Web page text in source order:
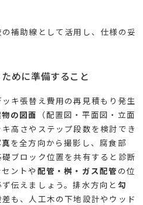
補助線として活用し、仕様の妥
めに準備すること
キ張替え費用の再見積もり発生
の図面 （配置図・平面図・立面
高さやステップ段数を検討でき
を全方向から撮影し、腐食部
ブロック位置を共有すると診断
ントや 配管・桝・ガス配管の位
伝えましょう。排水方向と 勾
も、人工木の下地設計やウッド